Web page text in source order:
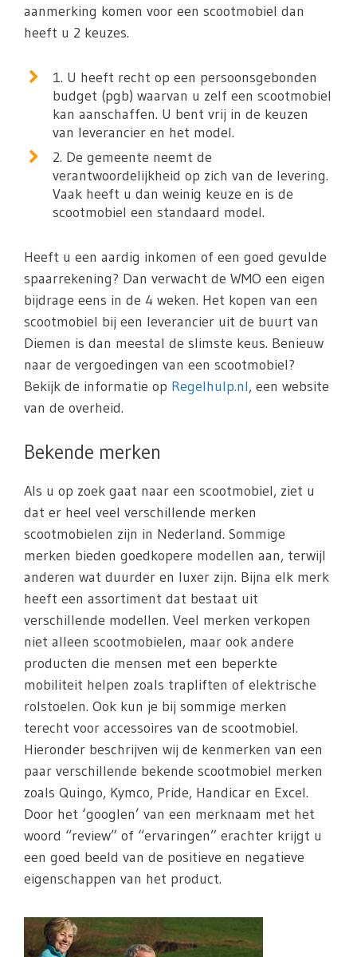
aanmerking komen voor een scootmobiel dan
heeft u 2 keuzes.
1. U heeft recht op een persoonsgebonden
budget (pgb) waarvan u zelf een scootmobiel
kan aanschaffen. U bent vrij in de keuzen
van leverancier en het model.
2. De gemeente neemt de
verantwoordelijkheid op zich van de levering.
Vaak heeft u dan weinig keuze en is de
scootmobiel een standaard model.
Heeft u een aardig inkomen of een goed gevulde
spaarrekening? Dan verwacht de WMO een eigen
bijdrage eens in de 4 weken. Het kopen van een
scootmobiel bij een leverancier uit de buurt van
Diemen is dan meestal de slimste keus. Benieuw
naar de vergoedingen van een scootmobiel?
Bekijk de informatie op Regelhulp.nl, een website
van de overheid.
Bekende merken
Als u op zoek gaat naar een scootmobiel, ziet u
dat er heel veel verschillende merken
scootmobielen zijn in Nederland. Sommige
merken bieden goedkopere modellen aan, terwijl
anderen wat duurder en luxer zijn. Bijna elk merk
heeft een assortiment dat bestaat uit
verschillende modellen. Veel merken verkopen
niet alleen scootmobielen, maar ook andere
producten die mensen met een beperkte
mobiliteit helpen zoals trapliften of elektrische
rolstoelen. Ook kun je bij sommige merken
terecht voor accessoires van de scootmobiel.
Hieronder beschrijven wij de kenmerken van een
paar verschillende bekende scootmobiel merken
zoals Quingo, Kymco, Pride, Handicar en Excel.
Door het ‘googlen’ van een merknaam met het
woord “review” of “ervaringen” erachter krijgt u
een goed beeld van de positieve en negatieve
eigenschappen van het product.